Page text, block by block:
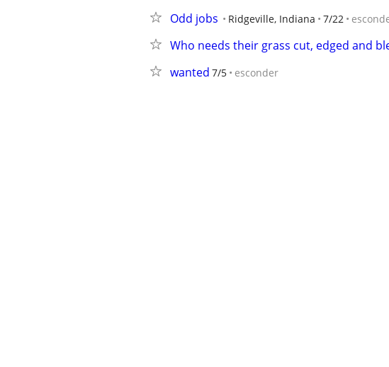
Odd jobs Ridgeville, Indiana 7/22
Who needs their grass cut, edged and
wanted 7/5 esconder